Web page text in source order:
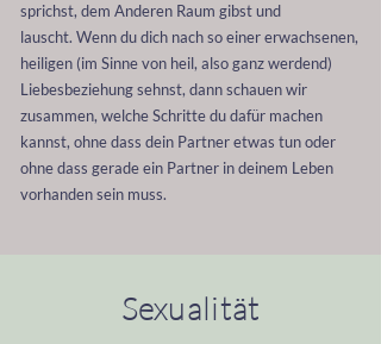
sprichst, dem Anderen Raum gibst und
lauscht. Wenn du dich nach so einer erwachsenen,
heiligen (im Sinne von heil, also ganz werdend)
Liebesbeziehung sehnst, dann schauen wir
zusammen, welche Schritte du dafür machen
kannst, ohne dass dein Partner etwas tun oder
ohne dass gerade ein Partner in deinem Leben
vorhanden sein muss.
Sexualität